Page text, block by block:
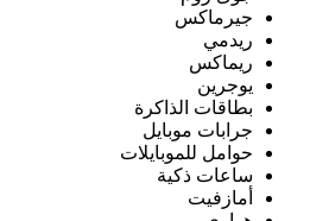
جيرماكس
ريدمي
ريماكس
يوجرين
بطاقات الذاكرة
جرابات موبايل
حوامل للموبايلات
ساعات ذكية
أمازفيت